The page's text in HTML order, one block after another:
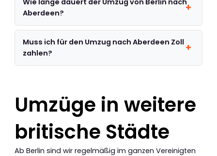
Aberdeen?
Muss ich für den Umzug nach Aberdeen Zoll
zahlen?
Umzüge in weitere
britische Städte
Ab Berlin sind wir regelmäßig im ganzen Vereinigten